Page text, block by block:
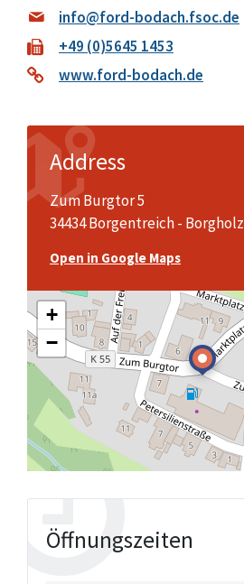
info@ford-bodach.fsoc.de
+49 (0)5645 1453
www.ford-bodach.de
Address
Zum Burgtor 5
34434 Borgentreich - Borgholz
Open in Google Maps
+
−
Öffnungszeiten